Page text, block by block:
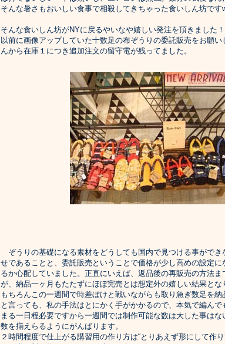
そんな暑さもおいしい食事で相殺してきちゃった食いしん坊です
そんな食いしん坊がNYに戻るやいなや嬉しい発注を頂きました！
以前に画像アップしていた十数足の布ぞうりの委託販売をお願い
んから在庫１につき追加注文の留守電が残ってました。
ぞうりの基礎になる素材をどうしても国内で見つける事ができ
せであることと、委託販売ということで価格が少し高めの設定
るか心配していました。正直にいえば、返品後の再販売の方法
が、納品一ヶ月もたたずにほぼ完売とは想定外の嬉しい結果とな
もちろんこの一週間で時差ぼけと戦いながらも取り急ぎ数足を納
と言っても、私の手法はとにかく手がかかるので、本気で編ん
まる一日程必要ですから一週間では制作可能な数は大した事は
数を揃えらるようにがんばります。
２時間程度で仕上がる講習用の作り方は“とりあえず形にして作